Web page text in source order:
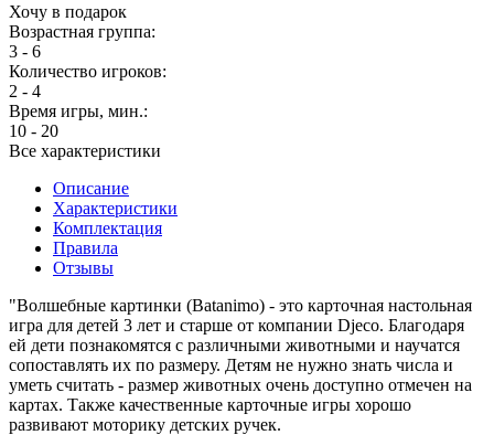
Хочу в подарок
Возрастная группа:
3 - 6
Количество игроков:
2 - 4
Время игры, мин.:
10 - 20
Все характеристики
Описание
Характеристики
Комплектация
Правила
Отзывы
"Волшебные картинки (Batanimo) - это карточная настольная
игра для детей 3 лет и старше от компании Djeco. Благодаря
ей дети познакомятся с различными животными и научатся
сопоставлять их по размеру. Детям не нужно знать числа и
уметь считать - размер животных очень доступно отмечен на
картах. Также качественные карточные игры хорошо
развивают моторику детских ручек.